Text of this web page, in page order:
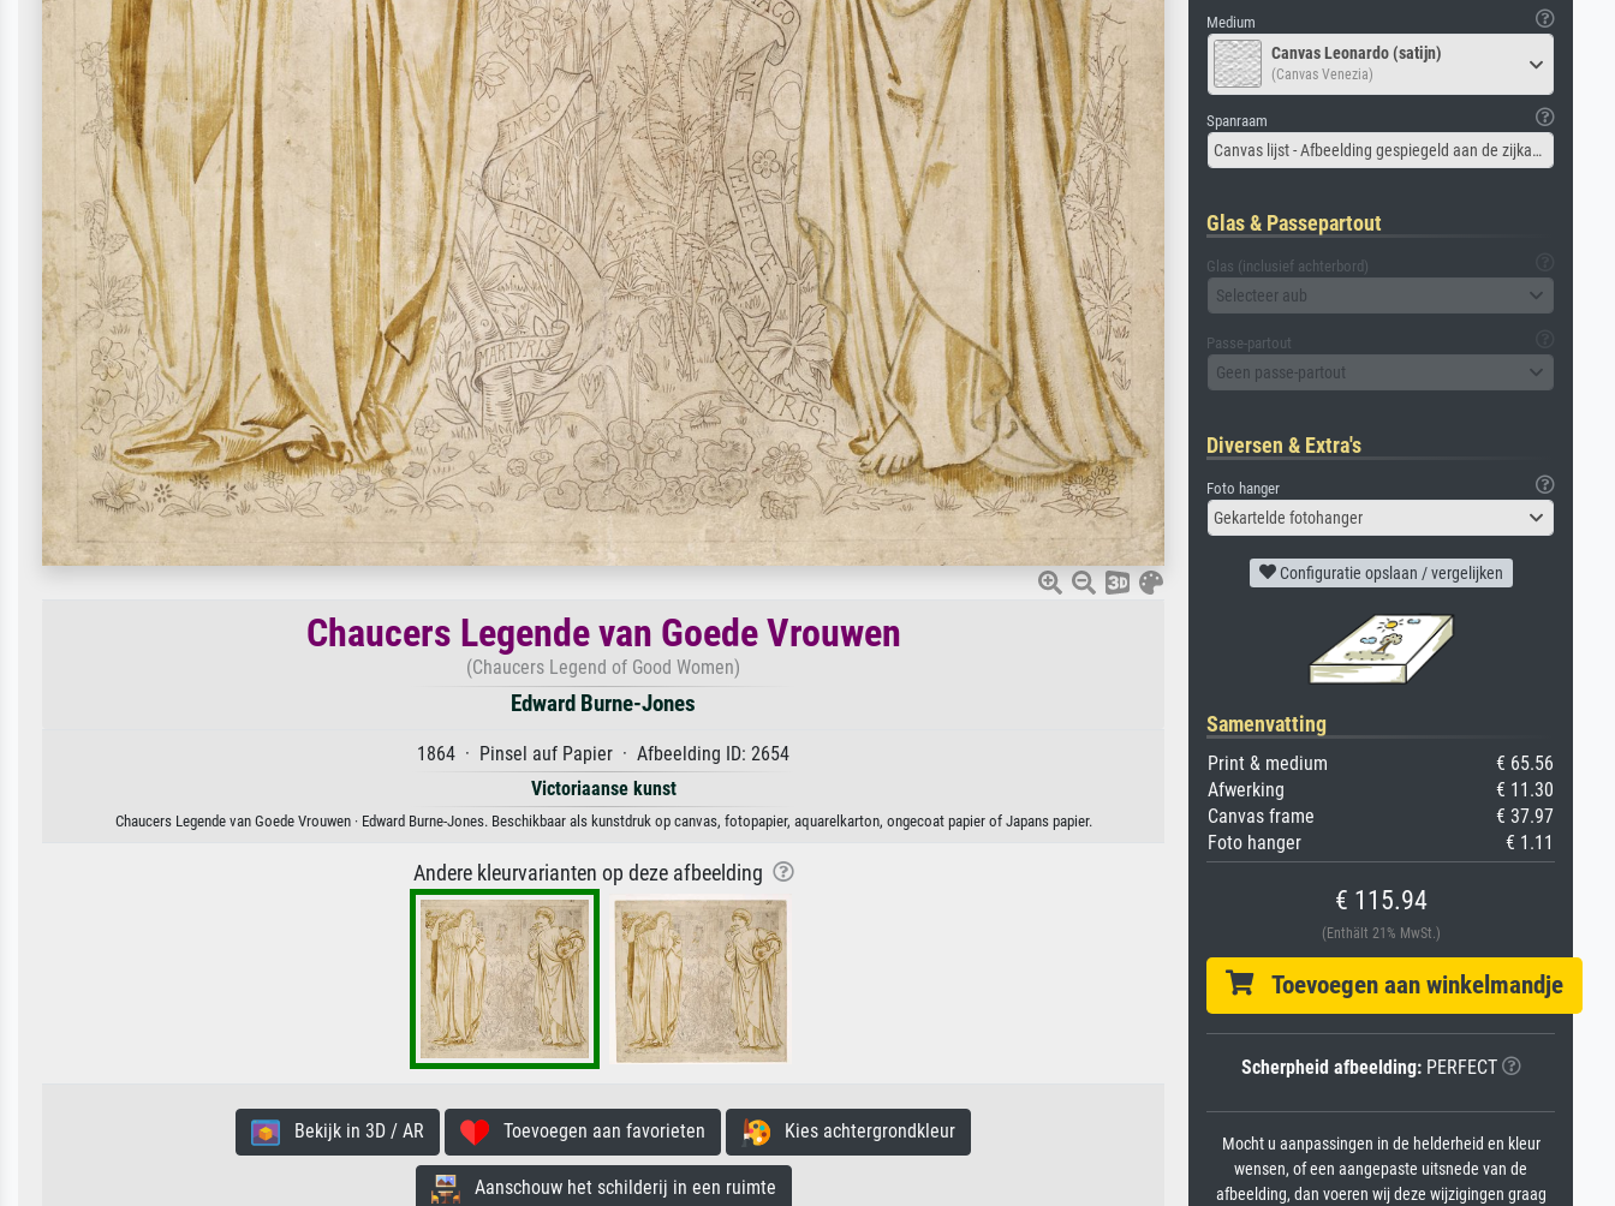
Chaucers Legende van Goede Vrouwen
(Chaucers Legend of Good Women)
Edward Burne-Jones
1864 · Pinsel auf Papier · Afbeelding ID: 2654
Victoriaanse kunst
Chaucers Legende van Goede Vrouwen · Edward Burne-Jones. Beschikbaar als kunstdruk op canvas, fotopapier, aquarelkarton, ongecoat papier of Japans papier.
Andere kleurvarianten op deze afbeelding
Bekijk in 3D / AR Toevoegen aan favorieten Kies achtergrondkleur
Aanschouw het schilderij in een ruimte
Medium
Canvas Leonardo (satijn)
(Canvas Venezia)
Spanraam
Canvas lijst - Afbeelding gespiegeld aan de zijkant
Glas & Passepartout
Glas (inclusief achterbord)
Selecteer aub
Passe-partout
Geen passe-partout
Diversen & Extra's
Foto hanger
Gekartelde fotohanger
Configuratie opslaan / vergelijken
Samenvatting
Print & medium
€ 65.56
Afwerking
€ 11.30
Canvas frame
€ 37.97
Foto hanger
€ 1.11
€ 115.94
(Enthält 21% MwSt.)
Toevoegen aan winkelmandje
Scherpheid afbeelding:PERFECT
Mocht u aanpassingen in de helderheid en kleur
wensen, of een aangepaste uitsnede van de
afbeelding, dan voeren wij deze wijzigingen graag